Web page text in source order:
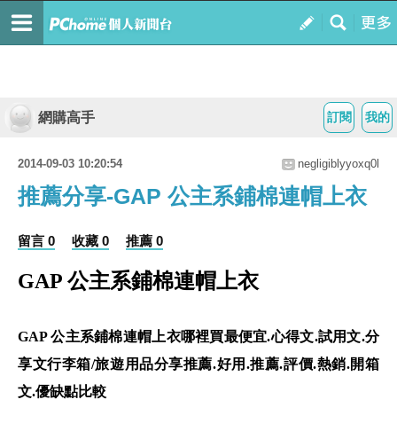
我的
訂閱
網購高手
2014-09-03 10:20:54 negligiblyyoxq0l
推薦分享-GAP 公主系鋪棉連帽上衣
留言 0 收藏 0 推薦 0
GAP 公主系鋪棉連帽上衣
GAP 公主系鋪棉連帽上衣哪裡買最便宜.心得文.試用文.分
享文行李箱/旅遊用品分享推薦.好用.推薦.評價.熱銷.開箱
文.優缺點比較